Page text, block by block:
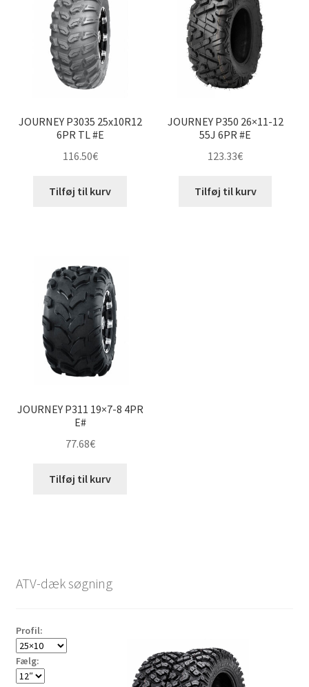
JOURNEY P3035 25x10R12
6PR TL #E
116.50€
Tilføj til kurv
JOURNEY P350 26×11-12
55J 6PR #E
123.33€
Tilføj til kurv
JOURNEY P311 19×7-8 4PR
E#
77.68€
Tilføj til kurv
ATV-dæk søgning
Profil:
Fælg: